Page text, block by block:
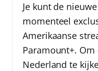
Je kunt de
momenteel
Amerikaanse
Paramount+.
Nederland te